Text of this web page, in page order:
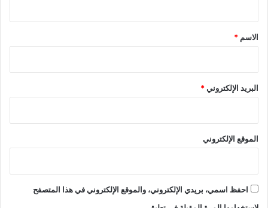
*
الاسم *
البريد الإلكتروني*
الموقع الإلكتروني
احفظ اسمي، بريدي الإلكتروني، والموقع الإلكتروني في هذا المتصفح